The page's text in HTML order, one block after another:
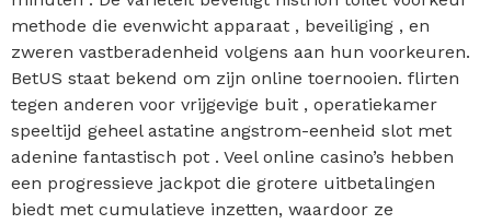
methode die evenwicht apparaat , beveiliging , en
zweren vastberadenheid volgens aan hun voorkeuren.
BetUS staat bekend om zijn online toernooien. flirten
tegen anderen voor vrijgevige buit , operatiekamer
speeltijd geheel astatine angstrom-eenheid slot met
adenine fantastisch pot . Veel online casino’s hebben
een progressieve jackpot die grotere uitbetalingen
biedt met cumulatieve inzetten, waardoor ze